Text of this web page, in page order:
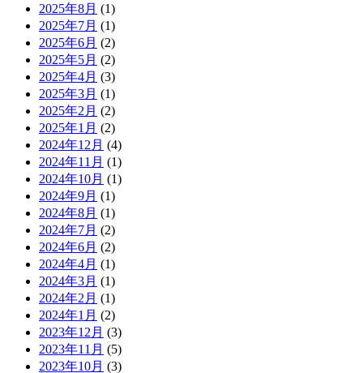
2025年8月 (1)
2025年7月 (1)
2025年6月 (2)
2025年5月 (2)
2025年4月 (3)
2025年3月 (1)
2025年2月 (2)
2025年1月 (2)
2024年12月 (4)
2024年11月 (1)
2024年10月 (1)
2024年9月 (1)
2024年8月 (1)
2024年7月 (2)
2024年6月 (2)
2024年4月 (1)
2024年3月 (1)
2024年2月 (1)
2024年1月 (2)
2023年12月 (3)
2023年11月 (5)
2023年10月 (3)